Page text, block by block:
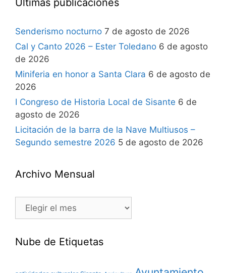
Últimas publicaciones
Senderismo nocturno 7 de agosto de 2026
Cal y Canto 2026 – Ester Toledano 6 de agosto
de 2026
Miniferia en honor a Santa Clara 6 de agosto de
2026
I Congreso de Historia Local de Sisante 6 de
agosto de 2026
Licitación de la barra de la Nave Multiusos –
Segundo semestre 2026 5 de agosto de 2026
Archivo Mensual
Nube de Etiquetas